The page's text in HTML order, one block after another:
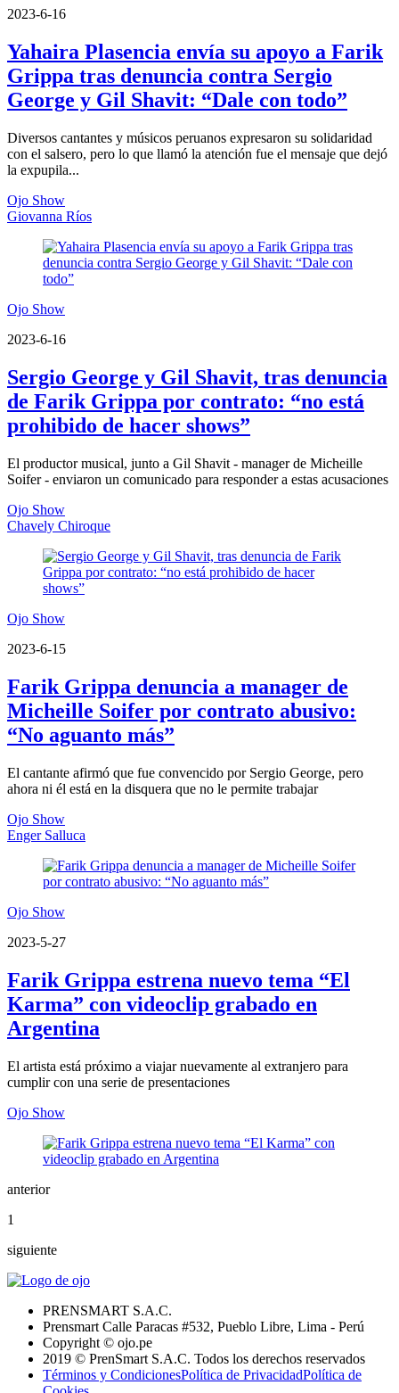
2023-6-16
Yahaira Plasencia envía su apoyo a Farik
Grippa tras denuncia contra Sergio
George y Gil Shavit: “Dale con todo”
Diversos cantantes y músicos peruanos expresaron su solidaridad
con el salsero, pero lo que llamó la atención fue el mensaje que dejó
la expupila...
Ojo Show
Giovanna Ríos
Ojo Show
2023-6-16
Sergio George y Gil Shavit, tras denuncia
de Farik Grippa por contrato: “no está
prohibido de hacer shows”
El productor musical, junto a Gil Shavit - manager de Micheille
Soifer - enviaron un comunicado para responder a estas acusaciones
Ojo Show
Chavely Chiroque
Ojo Show
2023-6-15
Farik Grippa denuncia a manager de
Micheille Soifer por contrato abusivo:
“No aguanto más”
El cantante afirmó que fue convencido por Sergio George, pero
ahora ni él está en la disquera que no le permite trabajar
Ojo Show
Enger Salluca
Ojo Show
2023-5-27
Farik Grippa estrena nuevo tema “El
Karma” con videoclip grabado en
Argentina
El artista está próximo a viajar nuevamente al extranjero para
cumplir con una serie de presentaciones
Ojo Show
anterior
1
siguiente
PRENSMART S.A.C.
Prensmart Calle Paracas #532, Pueblo Libre, Lima - Perú
Copyright © ojo.pe
2019 © PrenSmart S.A.C. Todos los derechos reservados
Términos y CondicionesPolítica de PrivacidadPolítica de